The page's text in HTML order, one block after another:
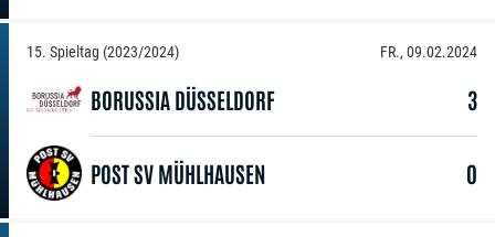
15. Spieltag (2023/2024) FR., 09.02.2024
BORUSSIA DÜSSELDORF 3
POST SV MÜHLHAUSEN 0